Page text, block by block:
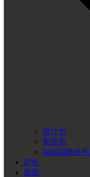
设计包
制造包
端到端软件包
定价
资源